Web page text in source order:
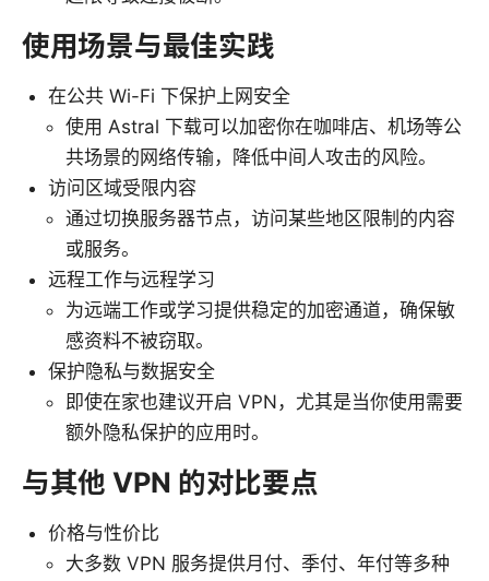
使用场景与最佳实践
在公共 Wi-Fi 下保护上网安全
使用 Astral 下载可以加密你在咖啡店、机场等公
共场景的网络传输，降低中间人攻击的风险。
访问区域受限内容
通过切换服务器节点，访问某些地区限制的内容
或服务。
远程工作与远程学习
为远端工作或学习提供稳定的加密通道，确保敏
感资料不被窃取。
保护隐私与数据安全
即使在家也建议开启 VPN，尤其是当你使用需要
额外隐私保护的应用时。
与其他 VPN 的对比要点
价格与性价比
大多数 VPN 服务提供月付、季付、年付等多种